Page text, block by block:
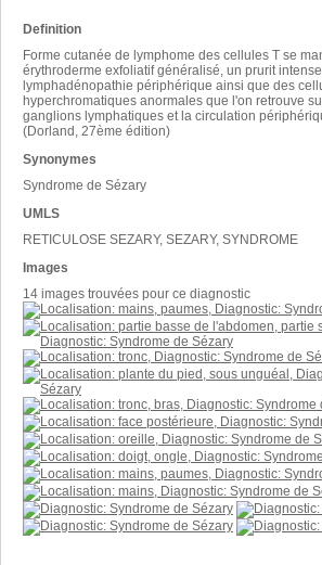
Definition
Forme cutanée de lymphome des cellules T se
érythroderme exfoliatif généralisé, un prurit
lymphadénopathie périphérique ainsi que des
hyperchromatiques anormales que l'on retrouve
ganglions lymphatiques et la circulation
(Dorland, 27ème édition)
Synonymes
Syndrome de Sézary
UMLS
RETICULOSE SEZARY, SEZARY, SYNDROME
Images
14 images trouvées pour ce diagnostic